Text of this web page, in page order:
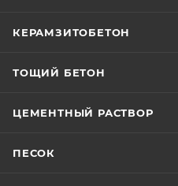
КЕРАМЗИТОБЕТОН
ТОЩИЙ БЕТОН
ЦЕМЕНТНЫЙ РАСТВОР
ПЕСОК